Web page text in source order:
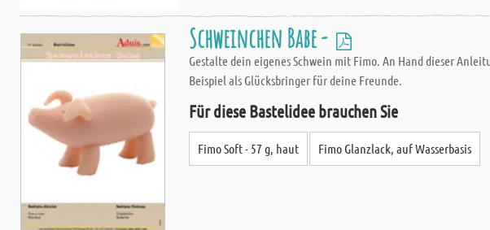
Schweinchen Babe -
Gestalte dein eigenes Schwein mit Fimo. An Hand dieser
Beispiel als Glücksbringer für deine Freunde.
Für diese Bastelidee brauchen Sie
Fimo Soft - 57 g, haut Fimo Glanzlack, auf Wasserbasis